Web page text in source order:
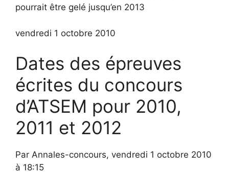
pourrait être gelé jusqu’en 2013
vendredi 1 octobre 2010
Dates des épreuves
écrites du concours
d’ATSEM pour 2010,
2011 et 2012
Par Annales-concours, vendredi 1 octobre 2010
à 18:15